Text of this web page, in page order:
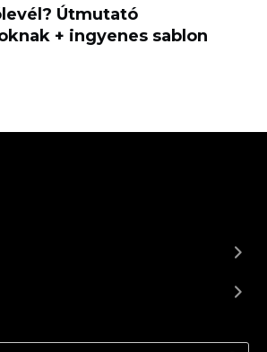
Útmutató
+ ingyenes sablon